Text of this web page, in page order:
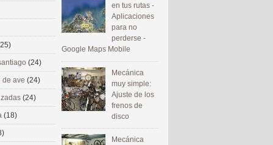
en tus rutas -
Aplicaciones
para no
perderse -
Google Maps Mobile
Mecánica
muy simple:
Ajuste de los
frenos de
disco
Mecánica
(24)
de ave (24)
(24)
(18)